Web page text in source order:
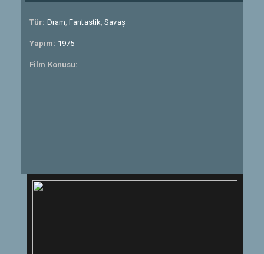
Tür: Dram,Fantastik,Savaş
Yapım: 1975
Film Konusu: